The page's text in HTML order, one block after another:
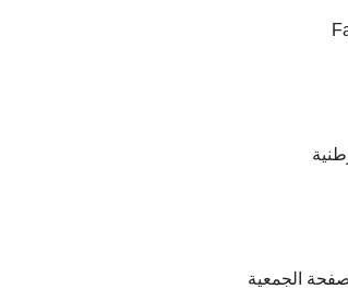
الجمعية